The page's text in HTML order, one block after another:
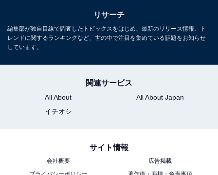
リサーチ
編集部が独自目線で調査したトピックスをはじめ、最新のリリース情報、ト
レンドに関するランキングなど、世の中で注目を集めている話題をお知らせ
しています。
関連サービス
All About
All About Japan
イチオシ
サイト情報
会社概要
広告掲載